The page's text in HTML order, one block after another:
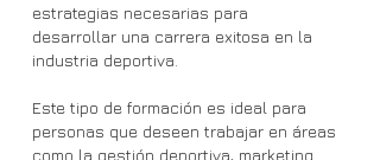
estrategias necesarias para
desarrollar una carrera exitosa en la
industria deportiva.
Este tipo de formación es ideal para
personas que deseen trabajar en áreas
como la gestión deportiva, marketing